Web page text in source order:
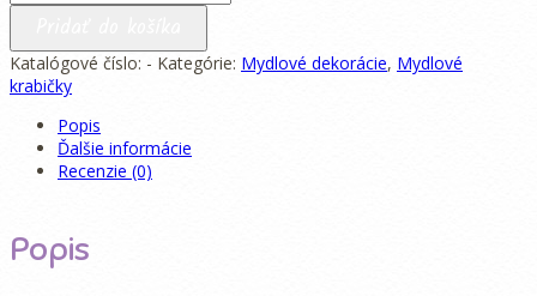
Mydlová
Katalógové číslo: - Kategórie: Mydlové dekorácie, Mydlové
krabičky
Popis
Ďalšie informácie
Recenzie (0)
Popis